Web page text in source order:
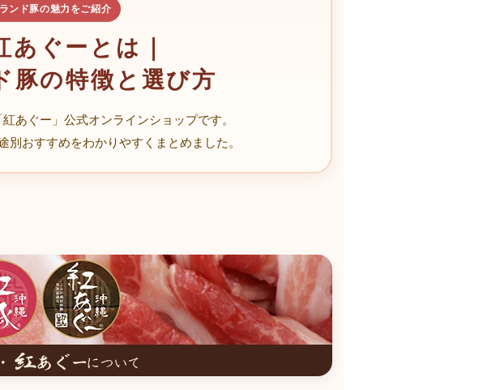
ンド豚の魅力をご紹介
あぐーとは｜
豚の特徴と選び方
あぐー」公式オンラインショップです。
別おすすめをわかりやすくまとめました。